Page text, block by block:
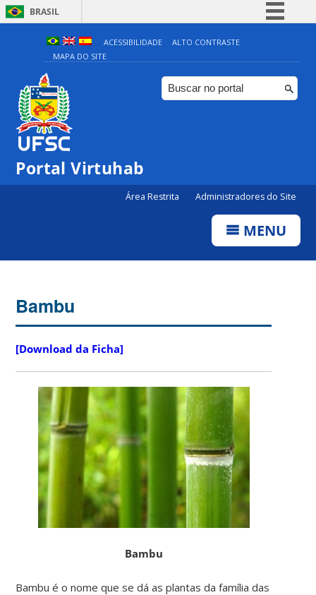
BRASIL
Simplifique!
Comunica BR
Participe
ACESSIBILIDADE
ALTO CONTRASTE
MAPA DO SITE
Portal Virtuhab
Área Restrita Administradores do Site
MENU
Bambu
[Download da Ficha]
Bambu
Bambu é o nome que se dá as plantas da família das